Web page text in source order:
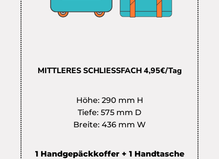
MITTLERES SCHLIESSFACH 4,95€/Tag
Höhe: 290 mm H
Tiefe: 575 mm D
Breite: 436 mm W
1 Handgepäckkoffer + 1 Handtasche